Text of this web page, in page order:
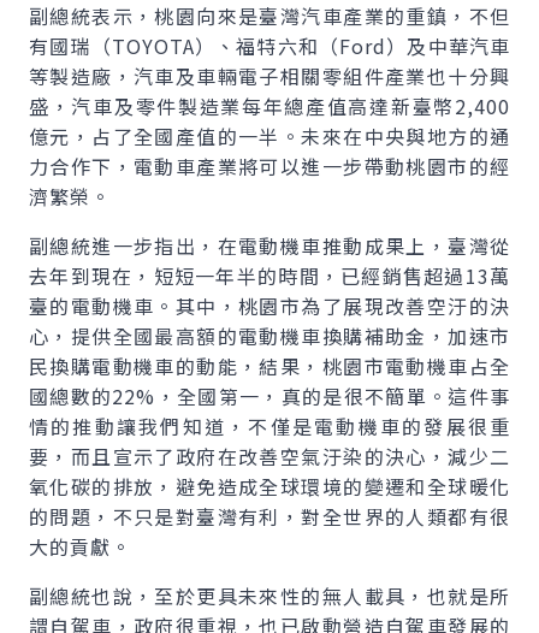
副總統表示，桃園向來是臺灣汽車產業的重鎮，不但
有國瑞（TOYOTA）、福特六和（Ford）及中華汽車
等製造廠，汽車及車輛電子相關零組件產業也十分興
盛，汽車及零件製造業每年總產值高達新臺幣2,400
億元，占了全國產值的一半。未來在中央與地方的通
力合作下，電動車產業將可以進一步帶動桃園市的經
濟繁榮。
副總統進一步指出，在電動機車推動成果上，臺灣從
去年到現在，短短一年半的時間，已經銷售超過13萬
臺的電動機車。其中，桃園市為了展現改善空汙的決
心，提供全國最高額的電動機車換購補助金，加速市
民換購電動機車的動能，結果，桃園市電動機車占全
國總數的22%，全國第一，真的是很不簡單。這件事
情的推動讓我們知道，不僅是電動機車的發展很重
要，而且宣示了政府在改善空氣汙染的決心，減少二
氧化碳的排放，避免造成全球環境的變遷和全球暖化
的問題，不只是對臺灣有利，對全世界的人類都有很
大的貢獻。
副總統也說，至於更具未來性的無人載具，也就是所
謂自駕車，政府很重視，也已啟動營造自駕車發展的